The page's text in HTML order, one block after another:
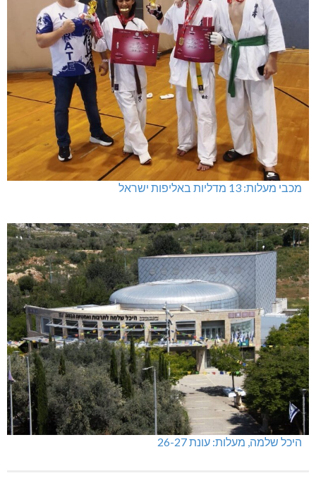
מכבי מעלות: 13 מדליות באליפות ישראל
היכל שלמה, מעלות: עונת 26-27